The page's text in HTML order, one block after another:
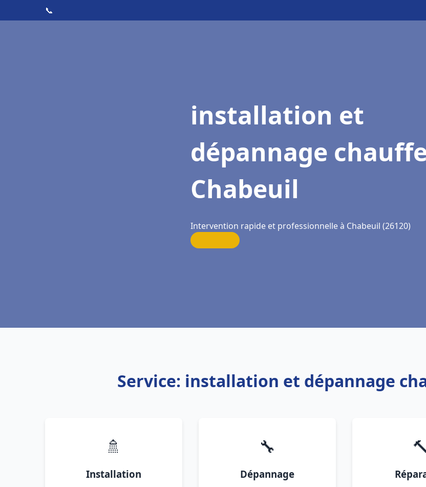
📞
installation et
dépannage
Chabeuil
Intervention rapide et professionnelle à Chabeuil (26120)
Service: installation et dépannage
🚿
Installation
🔧
Dépannage